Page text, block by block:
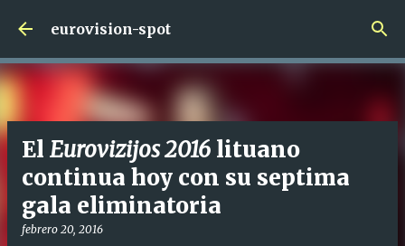
Ir al contenido principal
eurovision-spot
El Eurovizijos 2016 lituano
continua hoy con su septima
gala eliminatoria
febrero 20, 2016